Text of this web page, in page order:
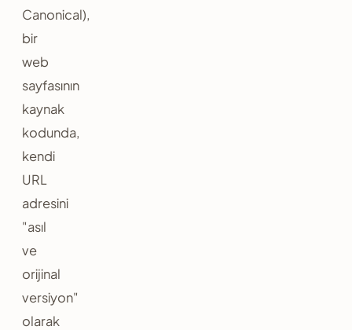
Canonical),
bir
web
sayfasının
kaynak
kodunda,
kendi
URL
adresini
"asıl
ve
orijinal
versiyon"
olarak